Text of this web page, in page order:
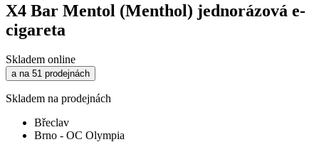
X4 Bar Mentol (Menthol) jednorázová e-
cigareta
Skladem online
a na 51 prodejnách
Skladem na prodejnách
Břeclav
Brno - OC Olympia